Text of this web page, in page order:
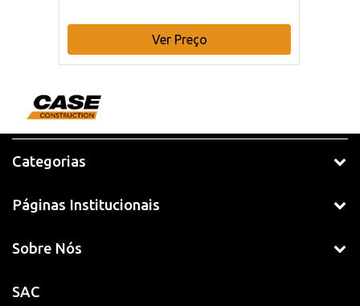
Ver Preço
Categorias
Páginas Institucionais
Sobre Nós
SAC